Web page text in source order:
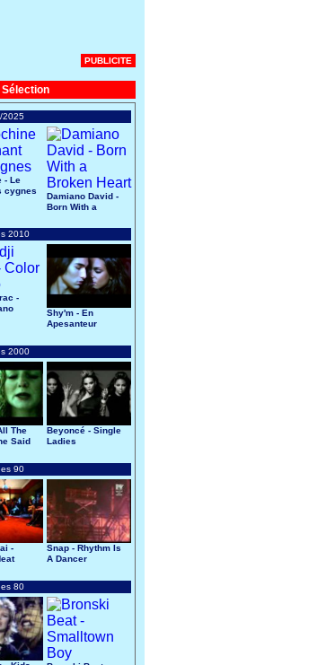
PUBLICITE
Sélection
2025
- Le
cygnes
Damiano David -
Born With a
2010
-
Shy'm - En
Apesanteur
2000
The
Said
Beyoncé - Single
Ladies
90
-
Snap - Rhythm Is
A Dancer
80